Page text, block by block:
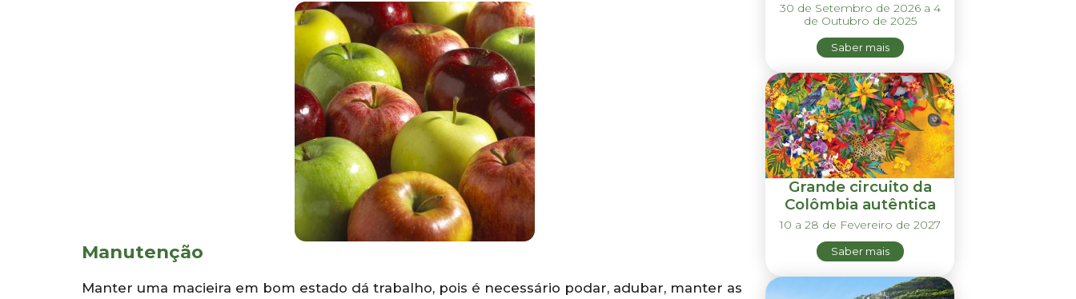
Manutenção
Manter uma macieira em bom estado dá trabalho, pois é necessário podar, adubar, manter as
30 de Setembro de 2026 a 4
de Outubro de 2025
Saber mais
Grande circuito da
Colômbia autêntica
10 a 28 de Fevereiro de 2027
Saber mais